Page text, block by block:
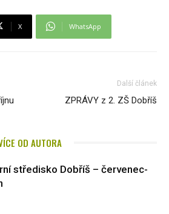
X WhatsApp
Další článek
ZPRÁVY z 2. ZŠ Dobříš
OD AUTORA
středisko Dobříš – červenec-